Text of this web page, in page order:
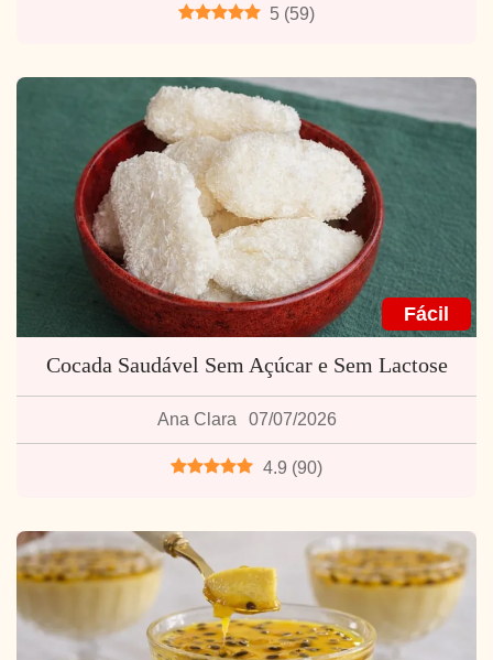
5 (59)
Fácil
Cocada Saudável Sem Açúcar e Sem Lactose
Ana Clara 07/07/2026
4.9 (90)